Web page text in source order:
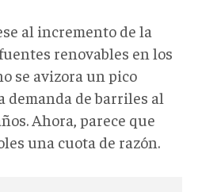
al incremento de la
renovables en los
se avizora un pico
demanda de barriles al
Ahora, parece que
una cuota de razón.